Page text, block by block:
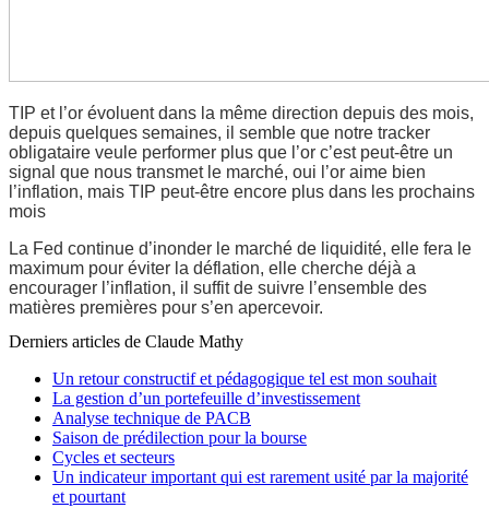
TIP et l’or évoluent dans la même direction depuis des mois,
depuis quelques semaines, il semble que notre tracker
obligataire veule performer plus que l’or c’est peut-être un
signal que nous transmet le marché, oui l’or aime bien
l’inflation, mais TIP peut-être encore plus dans les prochains
mois
La Fed continue d’inonder le marché de liquidité, elle fera le
maximum pour éviter la déflation, elle cherche déjà a
encourager l’inflation, il suffit de suivre l’ensemble des
matières premières pour s’en apercevoir.
Derniers articles de Claude Mathy
Un retour constructif et pédagogique tel est mon souhait
La gestion d’un portefeuille d’investissement
Analyse technique de PACB
Saison de prédilection pour la bourse
Cycles et secteurs
Un indicateur important qui est rarement usité par la majorité
et pourtant